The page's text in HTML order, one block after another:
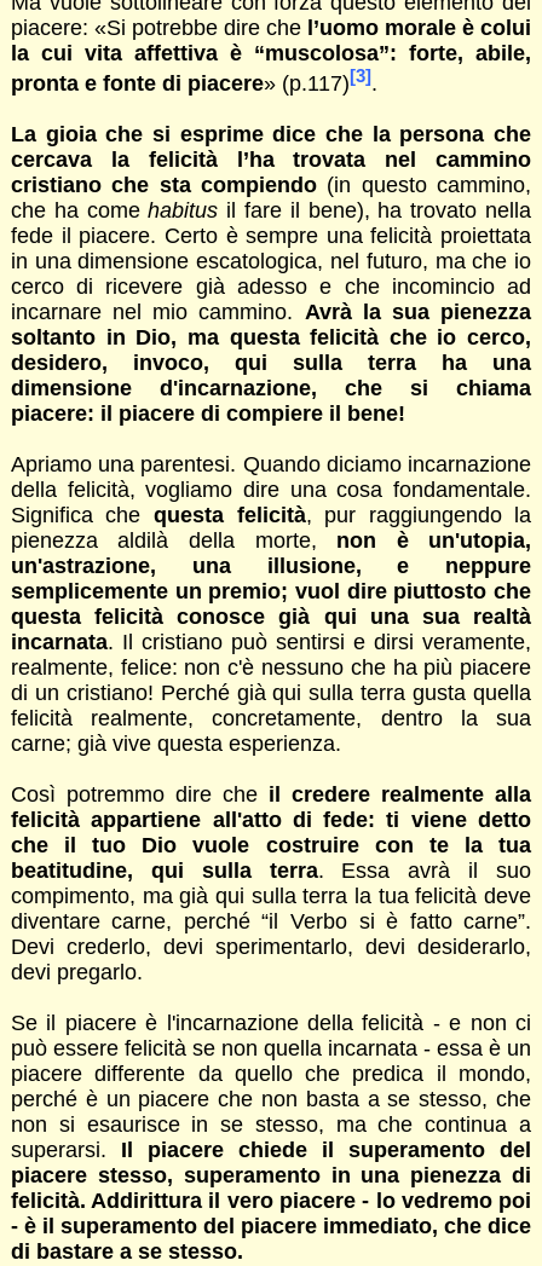
piacere: «Si potrebbe dire che l’uomo morale è colui
la cui vita affettiva è “muscolosa”: forte, abile,
pronta e fonte di piacere» (p.117)[3].
La gioia che si esprime dice che la persona che
cercava la felicità l’ha trovata nel cammino
cristiano che sta compiendo (in questo cammino,
che ha comehabitus il fare il bene), ha trovato nella
fede il piacere. Certo è sempre una felicità proiettata
in una dimensione escatologica, nel futuro, ma che io
cerco di ricevere già adesso e che incomincio ad
incarnare nel mio cammino. Avrà la sua pienezza
soltanto in Dio, ma questa felicità che io cerco,
desidero, invoco, qui sulla terra ha una
dimensione d'incarnazione, che si chiama
piacere: il piacere di compiere il bene!
Apriamo una parentesi. Quando diciamo incarnazione
della felicità, vogliamo dire una cosa fondamentale.
Significa che questa felicità, pur raggiungendo la
pienezza aldilà della morte, non è un'utopia,
un'astrazione, una illusione, e neppure
semplicemente un premio; vuol dire piuttosto che
questa felicità conosce già qui una sua realtà
incarnata. Il cristiano può sentirsi e dirsi veramente,
realmente, felice: non c'è nessuno che ha più piacere
di un cristiano! Perché già qui sulla terra gusta quella
felicità realmente, concretamente, dentro la sua
carne; già vive questa esperienza.
Così potremmo dire che il credere realmente alla
felicità appartiene all'atto di fede: ti viene detto
che il tuo Dio vuole costruire con te la tua
beatitudine, qui sulla terra. Essa avrà il suo
compimento, ma già qui sulla terra la tua felicità deve
diventare carne, perché “il Verbo si è fatto carne”.
Devi crederlo, devi sperimentarlo, devi desiderarlo,
devi pregarlo.
Se il piacere è l'incarnazione della felicità - e non ci
può essere felicità se non quella incarnata - essa è un
piacere differente da quello che predica il mondo,
perché è un piacere che non basta a se stesso, che
non si esaurisce in se stesso, ma che continua a
superarsi. Il piacere chiede il superamento del
piacere stesso, superamento in una pienezza di
felicità. Addirittura il vero piacere - lo vedremo poi
- è il superamento del piacere immediato, che dice
di bastare a se stesso.